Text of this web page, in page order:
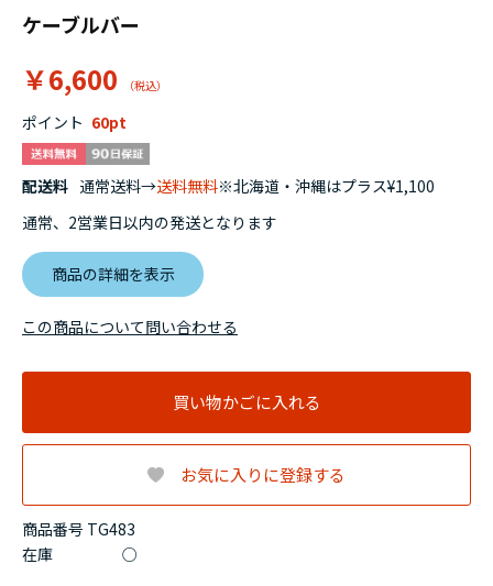
ケーブルバー
￥6,600
商品番号 TG483
ポイント 60
在庫 ○
配送料 通常送料→送料無料※北海道・沖縄はプラス¥1,100
通常、2営業日以内の発送となります
商品の詳細を表示
買い物かごに入れる
お気に入りに登録する
この商品について問い合わせる